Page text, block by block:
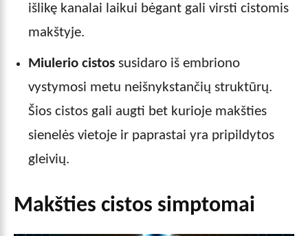
išlikę kanalai laikui bėgant gali virsti cistomis
makštyje.
Miulerio cistos susidaro iš embriono
vystymosi metu neišnykstančių struktūrų.
Šios cistos gali augti bet kurioje makšties
sienelės vietoje ir paprastai yra pripildytos
gleivių.
Makšties cistos simptomai